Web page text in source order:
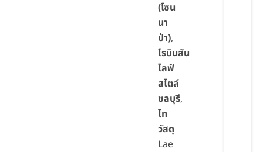
(โซน
นา
ป่า),
โรบินสัน
ไลฟ์
สไตล์
ชลบุรี,
ไท
วัสดุ
Lae